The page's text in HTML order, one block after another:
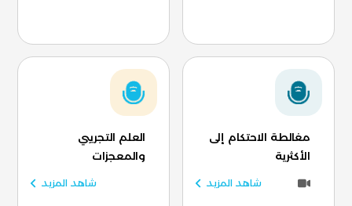
مغالطة الاحتكام إلى
الأكثرية
شاهد المزيد
العلم التجريبي
والمعجزات
شاهد المزيد